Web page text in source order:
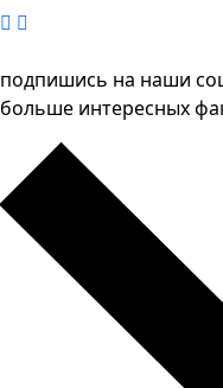
подпишись на наши
больше интересных